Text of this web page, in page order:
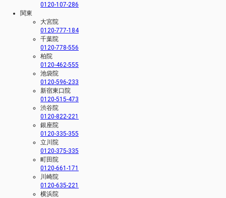
0120-107-286
関東
大宮院
0120-777-184
千葉院
0120-778-556
柏院
0120-462-555
池袋院
0120-596-233
新宿東口院
0120-515-473
渋谷院
0120-822-221
銀座院
0120-335-355
立川院
0120-375-335
町田院
0120-661-171
川崎院
0120-635-221
横浜院